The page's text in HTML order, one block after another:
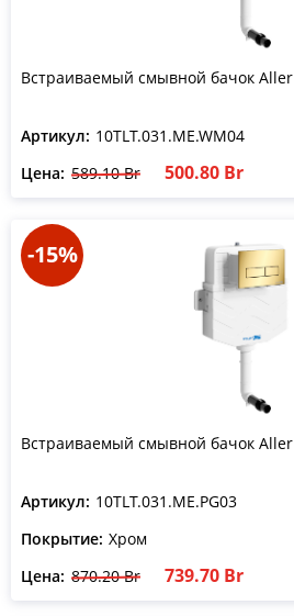
Встраиваемый смывной бачок Aller
Артикул: 10TLT.031.ME.WM04
Цена: 589.10 Br 500.80 Br
-15%
Встраиваемый смывной бачок Aller
Артикул: 10TLT.031.ME.PG03
Покрытие: Хром
Цена: 870.20 Br 739.70 Br